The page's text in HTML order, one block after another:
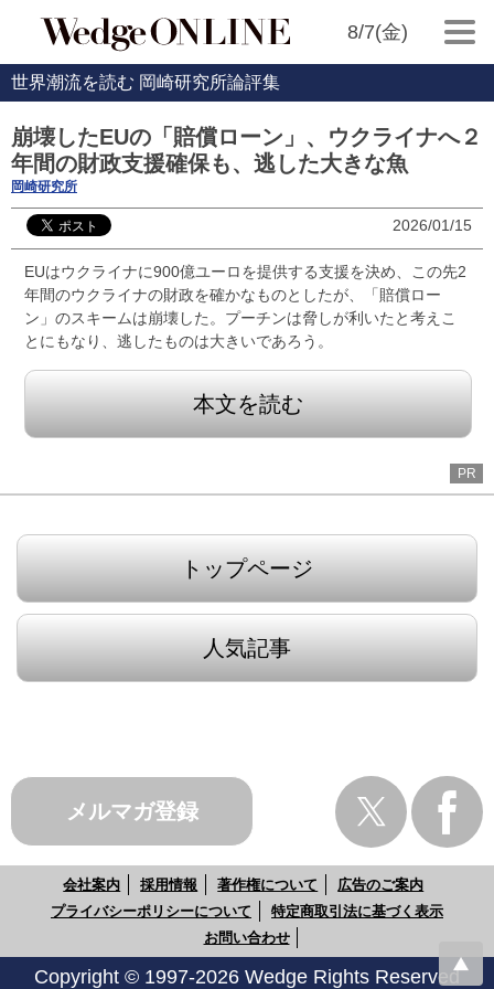
8/7(金)
世界潮流を読む 岡崎研究所論評集
崩壊したEUの「賠償ローン」、ウクライナへ２
年間の財政支援確保も、逃した大きな魚
岡崎研究所
2026/01/15
EUはウクライナに900億ユーロを提供する支援を決め、この先2
年間のウクライナの財政を確かなものとしたが、「賠償ロー
ン」のスキームは崩壊した。プーチンは脅しが利いたと考えこ
とにもなり、逃したものは大きいであろう。
本文を読む
PR
トップページ
人気記事
メルマガ登録
会社案内 採用情報 著作権について
広告のご案内
プライバシーポリシーについて
特定商取引法に基づく表示
お問い合わせ
Copyright © 1997-2026 Wedge Rights Reserved